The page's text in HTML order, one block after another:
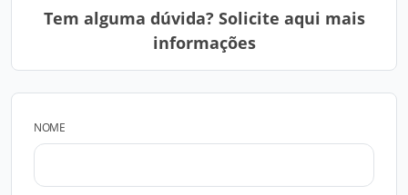
Tem alguma dúvida? Solicite aqui mais
informações
NOME